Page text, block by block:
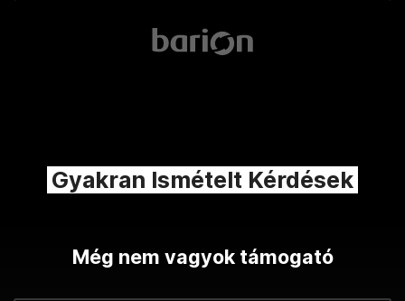
Gyakran Ismételt Kérdések
Még nem vagyok támogató